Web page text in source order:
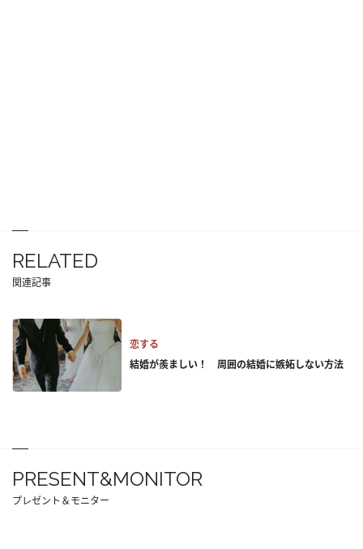
RELATED
関連記事
恋する
結婚が羨ましい！ 周囲の結婚に嫉妬しない方法
PRESENT&MONITOR
プレゼント＆モニター